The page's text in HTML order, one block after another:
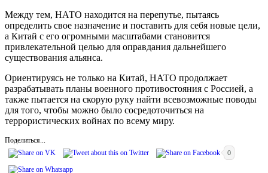
Между тем, НАТО находится на перепутье, пытаясь
определить свое назначение и поставить для себя новые цели,
а Китай с его огромными масштабами становится
привлекательной целью для оправдания дальнейшего
существования альянса.
Ориентируясь не только на Китай, НАТО продолжает
разрабатывать планы военного противостояния с Россией, а
также пытается на скорую руку найти всевозможные поводы
для того, чтобы можно было сосредоточиться на
террористических войнах по всему миру.
Поделиться...
0